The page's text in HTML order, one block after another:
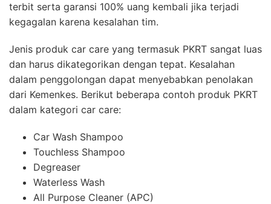
terbit serta garansi 100% uang kembali jika terjadi
kegagalan karena kesalahan tim.
Jenis produk car care yang termasuk PKRT sangat luas
dan harus dikategorikan dengan tepat. Kesalahan
dalam penggolongan dapat menyebabkan penolakan
dari Kemenkes. Berikut beberapa contoh produk PKRT
dalam kategori car care:
Car Wash Shampoo
Touchless Shampoo
Degreaser
Waterless Wash
All Purpose Cleaner (APC)